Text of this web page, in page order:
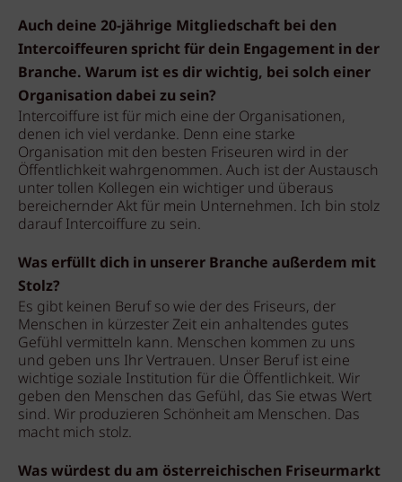
Auch deine 20-jährige Mitgliedschaft bei den
Intercoiffeuren spricht für dein Engagement in der
Branche. Warum ist es dir wichtig, bei solch einer
Organisation dabei zu sein?
Intercoiffure ist für mich eine der Organisationen,
denen ich viel verdanke. Denn eine starke
Organisation mit den besten Friseuren wird in der
Öffentlichkeit wahrgenommen. Auch ist der Austausch
unter tollen Kollegen ein wichtiger und überaus
bereichernder Akt für mein Unternehmen. Ich bin stolz
darauf Intercoiffure zu sein.
Was erfüllt dich in unserer Branche außerdem mit
Stolz?
Es gibt keinen Beruf so wie der des Friseurs, der
Menschen in kürzester Zeit ein anhaltendes gutes
Gefühl vermitteln kann. Menschen kommen zu uns
und geben uns Ihr Vertrauen. Unser Beruf ist eine
wichtige soziale Institution für die Öffentlichkeit. Wir
geben den Menschen das Gefühl, das Sie etwas Wert
sind. Wir produzieren Schönheit am Menschen. Das
macht mich stolz.
Was würdest du am österreichischen Friseurmarkt